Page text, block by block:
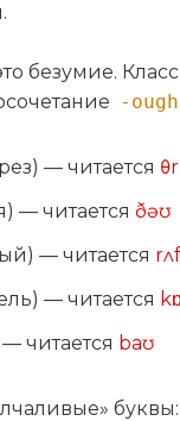
безумие.
-ough
— читается
— читается ðəʊ
— читается rʌf
— читается
— читается baʊ
буквы: